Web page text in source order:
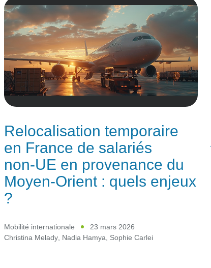
Relocalisation temporaire
en France de salariés
non‑UE en provenance du
Moyen‑Orient : quels enjeux
?
Mobilité internationale
23 mars 2026
Christina Melady, Nadia Hamya, Sophie Carlei